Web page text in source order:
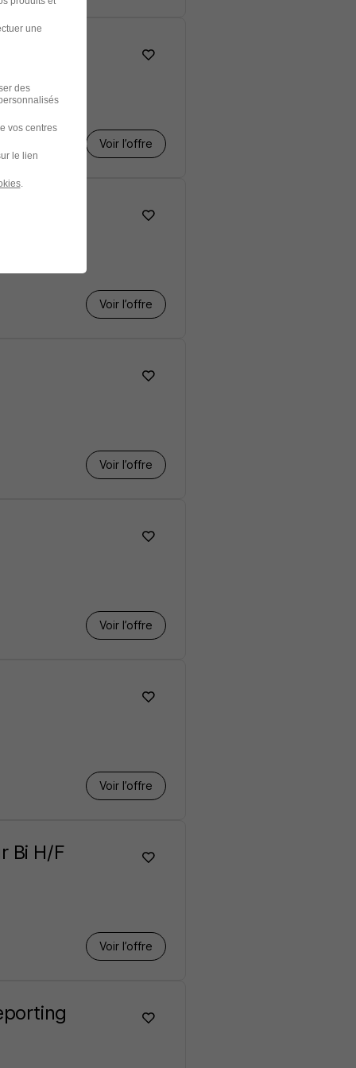
Voir l’offre
F
Voir l’offre
Voir l’offre
Voir l’offre
Voir l’offre
Bi H/F
Voir l’offre
une
des
vos centres
le lien
.